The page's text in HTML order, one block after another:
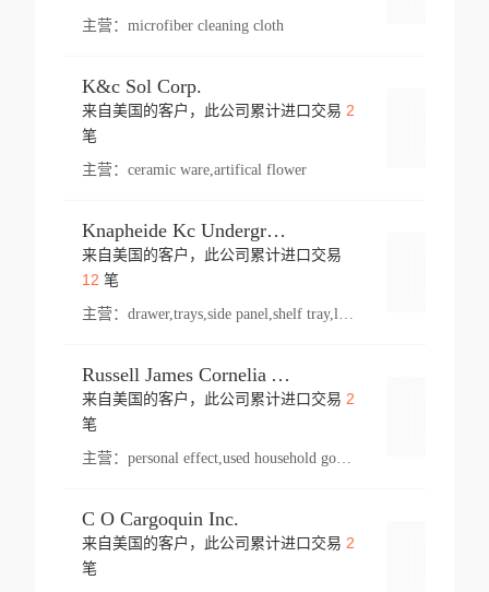
主营： microfiber cleaning cloth
K&c Sol Corp.
来自美国的客户，此公司累计进口交易 2
笔
主营： ceramic ware,artifical flower
Knapheide Kc Underground
来自美国的客户，此公司累计进口交易
12 笔
主营：
Russell James Cornelia Arlington Va
来自美国的客户，此公司累计进口交易 2
笔
主营： personal effect,used household goods
C O Cargoquin Inc.
来自美国的客户，此公司累计进口交易 2
笔